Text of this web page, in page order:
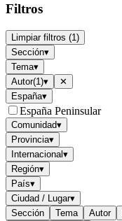
Filtros
Limpiar filtros (1)
Sección▾
Tema▾
Autor(1)▾
✕
España▾
España Peninsular
Comunidad▾
Provincia▾
Internacional▾
Región▾
País▾
Ciudad / Lugar▾
Sección
Tema Autor